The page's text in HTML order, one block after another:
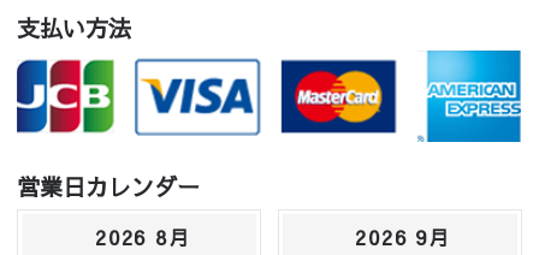
支払い方法
営業日カレンダー
2026 8月 2026 9月